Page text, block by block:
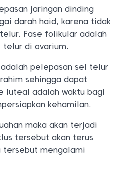
jaringan dinding
darah haid, karena tidak
Fase folikular adalah
telur di ovarium.
pelepasan sel telur
sehingga dapat
luteal adalah waktu bagi
kehamilan.
maka akan terjadi
tersebut akan terus
tersebut mengalami